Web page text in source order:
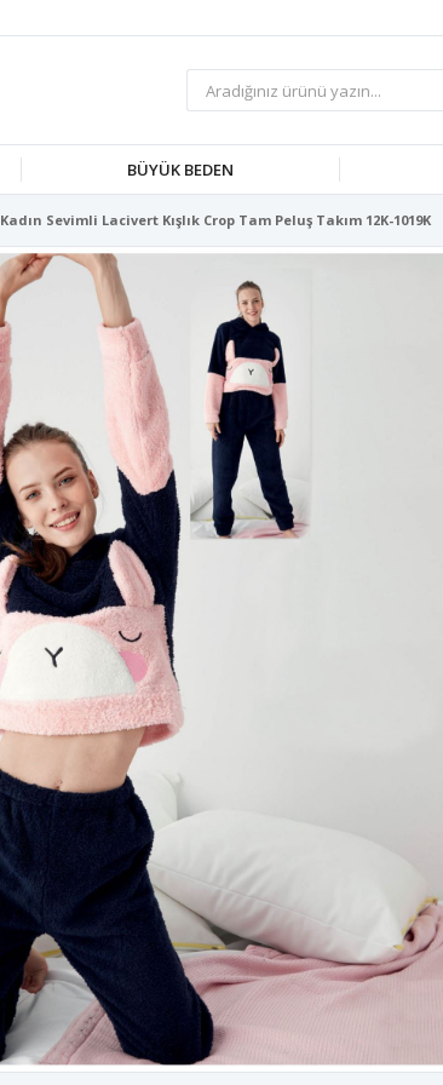
BÜYÜK BEDEN
Kadın Sevimli Lacivert Kışlık Crop Tam Peluş Takım 12K-1019K